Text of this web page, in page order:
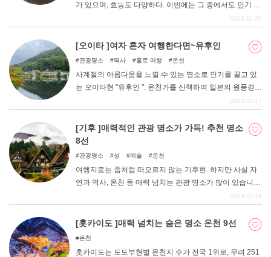
가 있으며, 효능도 다양하다. 이번에는 그 중에서도 인기 있
2023-11-20
[오이타 ]여자 혼자 여행한다면~유후인
관광명소 역사 홀로 여행 온천
사계절의 아름다움을 느낄 수 있는 명소로 인기를 끌고 있
는 오이타현 "유후인 ". 온천가를 산책하며 일본의 원풍경을
즐기면서 귀여움과 멋을 즐길 수 있는 곳으로 여자들의 여
가 흐르고 있어 남의 시선을 신경 쓰지 않고 느긋하게 휴식
을 취할 수 있어 여자 혼자 여행하기에 최적의 장소다. 이번
기사에서는 여자 혼자 여행하기 좋은 다양한 관광 명소를
2023-11-17
[기후 ]매력적인 관광 명소가 가득! 추천 명소
8선
관광명소 성 예술 온천
여행지로는 좀처럼 떠오르지 않는 기후현. 하지만 사실 자
연과 역사, 온천 등 매력 넘치는 관광 명소가 많이 있습니
다. 이번에는 그런 기후의 추천 명소를 소개합니다.2023-11-15
[홋카이도 ]매력 넘치는 숨은 명소 온천 9선
온천
홋카이도는 도도부현별 온천지 수가 전국 1위로, 무려 251